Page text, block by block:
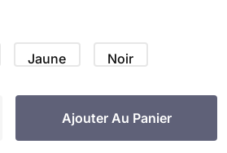
Jaune Noir
Ajouter Au Panier